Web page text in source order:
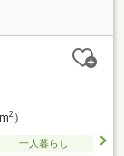
2）
一人暮らし